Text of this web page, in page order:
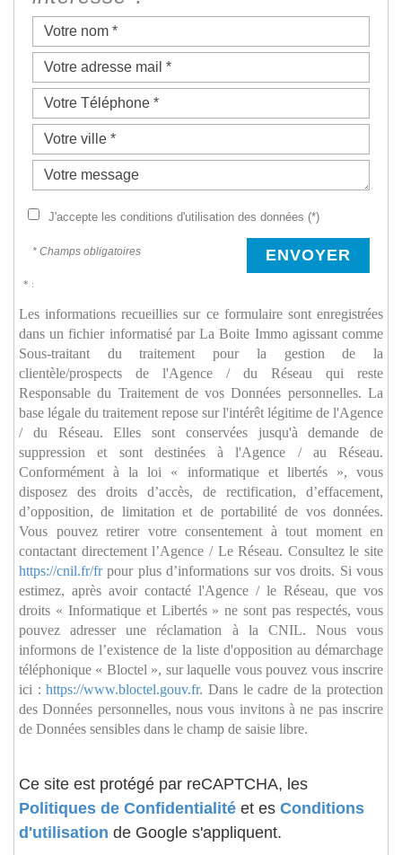
J'accepte les conditions d'utilisation des données (*)
* Champs obligatoires ENVOYER
* :
Les informations recueillies sur ce formulaire sont enregistrées
dans un fichier informatisé par La Boite Immo agissant comme
Sous-traitant du traitement pour la gestion de la
clientèle/prospects de l'Agence / du Réseau qui reste
Responsable du Traitement de vos Données personnelles. La
base légale du traitement repose sur l'intérêt légitime de l'Agence
/ du Réseau. Elles sont conservées jusqu'à demande de
suppression et sont destinées à l'Agence / au Réseau.
Conformément à la loi « informatique et libertés », vous
disposez des droits d’accès, de rectification, d’effacement,
d’opposition, de limitation et de portabilité de vos données.
Vous pouvez retirer votre consentement à tout moment en
contactant directement l’Agence / Le Réseau. Consultez le site
https://cnil.fr/frpour plus d’informations sur vos droits. Si vous
estimez, après avoir contacté l'Agence / le Réseau, que vos
droits « Informatique et Libertés » ne sont pas respectés, vous
pouvez adresser une réclamation à la CNIL. Nous vous
informons de l’existence de la liste d'opposition au démarchage
téléphonique « Bloctel », sur laquelle vous pouvez vous inscrire
ici :https://www.bloctel.gouv.fr. Dans le cadre de la protection
des Données personnelles, nous vous invitons à ne pas inscrire
de Données sensibles dans le champ de saisie libre.
Ce site est protégé par reCAPTCHA, les
Politiques de Confidentialité et es Conditions
d'utilisation de Google s'appliquent.